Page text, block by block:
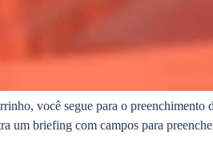
você segue para o
um briefing com campos para